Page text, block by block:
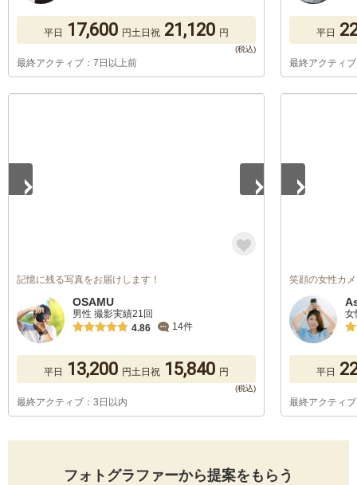
平日 17,600 円土日祝 21,120 円
最終アクティブ：7日以上前
平日
最終アクティ
記憶に残る写真をお届けします！
OSAMU
男性 撮影実績21回
4.86
14件
平日 13,200 円土日祝 15,840 円
最終アクティブ：3日以内
笑顔の女性カ
女
平日
最終アクティ
フォトグラファーから提案をもらう